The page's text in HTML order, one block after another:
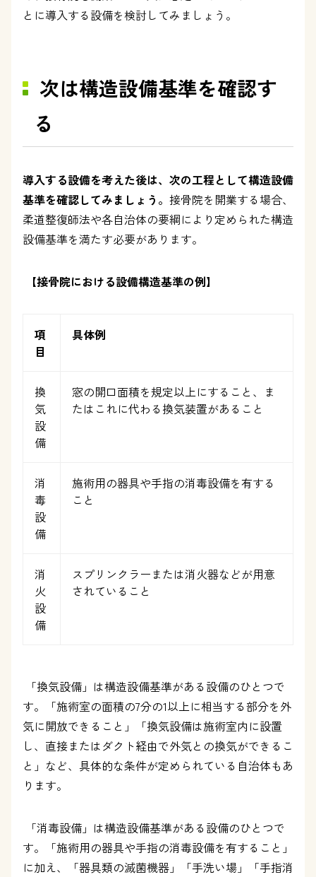
とに導入する設備を検討してみましょう。
次は構造設備基準を確認す
る
導入する設備を考えた後は、次の工程として構造設備
基準を確認してみましょう。 接骨院を開業する場合、
柔道整復師法や各自治体の要綱により定められた構造
設備基準を満たす必要があります。
【接骨院における設備構造基準の例】
項
目
具体例
換
気
設
備
窓の開口面積を規定以上にすること、ま
たはこれに代わる換気装置があること
消
毒
設
備
施術用の器具や手指の消毒設備を有する
こと
消
火
設
備
スプリンクラーまたは消火器などが用意
されていること
「換気設備」は構造設備基準がある設備のひとつで
す。「施術室の面積の7分の1以上に相当する部分を外
気に開放できること」「換気設備は施術室内に設置
し、直接またはダクト経由で外気との換気ができるこ
と」など、具体的な条件が定められている自治体もあ
ります。
「消毒設備」は構造設備基準がある設備のひとつで
す。「施術用の器具や手指の消毒設備を有すること」
に加え、「器具類の滅菌機器」「手洗い場」「手指消